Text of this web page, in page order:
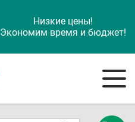
Низкие цены!
Экономим время и бюджет!